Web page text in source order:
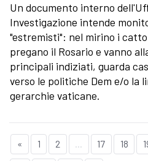
Un documento interno
Investigazione intende
"estremisti": nel mirino i
pregano il Rosario e vanno
principali indiziati, guarda
verso le politiche Dem e/o la
gerarchie vaticane.
« 1 2 ... 17 18